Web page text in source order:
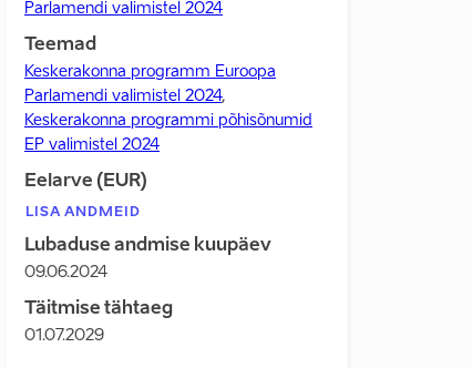
Parlamendi valimistel 2024
Teemad
Keskerakonna programm Euroopa
Parlamendi valimistel 2024,
Keskerakonna programmi põhisõnumid
EP valimistel 2024
Eelarve (EUR)
LISA ANDMEID
Lubaduse andmise kuupäev
09.06.2024
Täitmise tähtaeg
01.07.2029